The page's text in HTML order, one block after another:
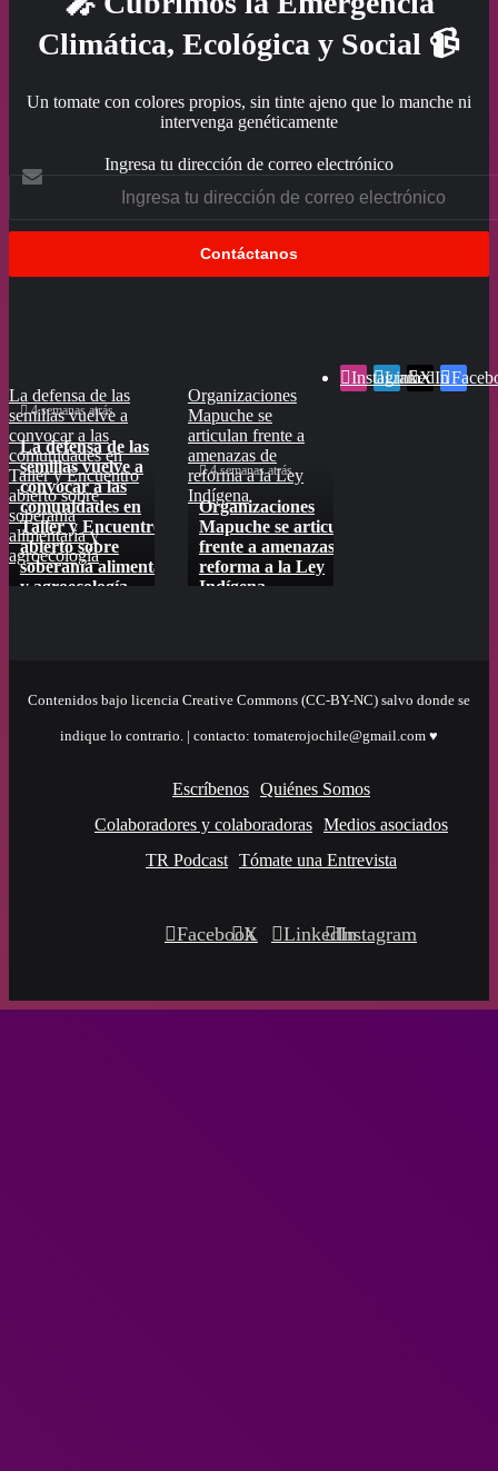
Climática, Ecológica y Social 📹
Un tomate con colores propios, sin tinte ajeno que lo manche ni
intervenga genéticamente
Ingresa tu dirección de correo electrónico
X
LinkedIn
Instagram
La defensa de las
semillas vuelve a
convocar a las
comunidades en
Taller y Encuentro
abierto sobre
soberanía
alimentaria y
agroecología
4 semanas atrás
La defensa de las
semillas vuelve a
convocar a las
comunidades en
Taller y Encuentro
abierto sobre
soberanía alimentaria
y agroecología
Organizaciones
Mapuche se
articulan frente a
amenazas de
reforma a la Ley
Indígena
4 semanas atrás
Organizaciones
Mapuche se articulan
frente a amenazas de
reforma a la Ley
Indígena
Defensores de
Contenidos bajo licencia Creative Commons (CC-BY-NC) salvo donde se
indique lo contrario. | contacto: tomaterojochile@gmail.com ♥
Escríbenos Quiénes Somos
Colaboradores y colaboradoras Medios asociados
TR Podcast Tómate una Entrevista
Facebook
X LinkedInInstagram